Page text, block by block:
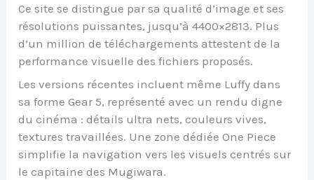
Ce site se distingue par sa qualité d’image et ses
résolutions puissantes, jusqu’à 4400×2813. Plus
d’un million de téléchargements attestent de la
performance visuelle des fichiers proposés.
Les versions récentes incluent même Luffy dans
sa forme Gear 5, représenté avec un rendu digne
du cinéma : détails ultra nets, couleurs vives,
textures travaillées. Une zone dédiée One Piece
simplifie la navigation vers les visuels centrés sur
le capitaine des Mugiwara.